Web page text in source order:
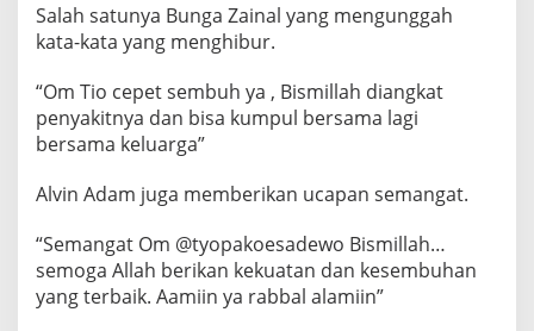
Salah satunya Bunga Zainal yang mengunggah
kata-kata yang menghibur.
“Om Tio cepet sembuh ya , Bismillah diangkat
penyakitnya dan bisa kumpul bersama lagi
bersama keluarga”
Alvin Adam juga memberikan ucapan semangat.
“Semangat Om @tyopakoesadewo Bismillah…
semoga Allah berikan kekuatan dan kesembuhan
yang terbaik. Aamiin ya rabbal alamiin”